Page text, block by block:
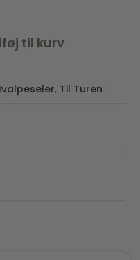
til kurv
, Til Turen